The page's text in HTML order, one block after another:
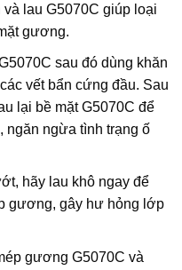
và lau G5070C giúp loại
gương.
sau đó dùng khăn
vết bẩn cứng đầu. Sau
lại bề mặt G5070C để
ngăn ngừa tình trạng ố
hãy lau khô ngay để
gương, gây hư hỏng lớp
gương G5070C và